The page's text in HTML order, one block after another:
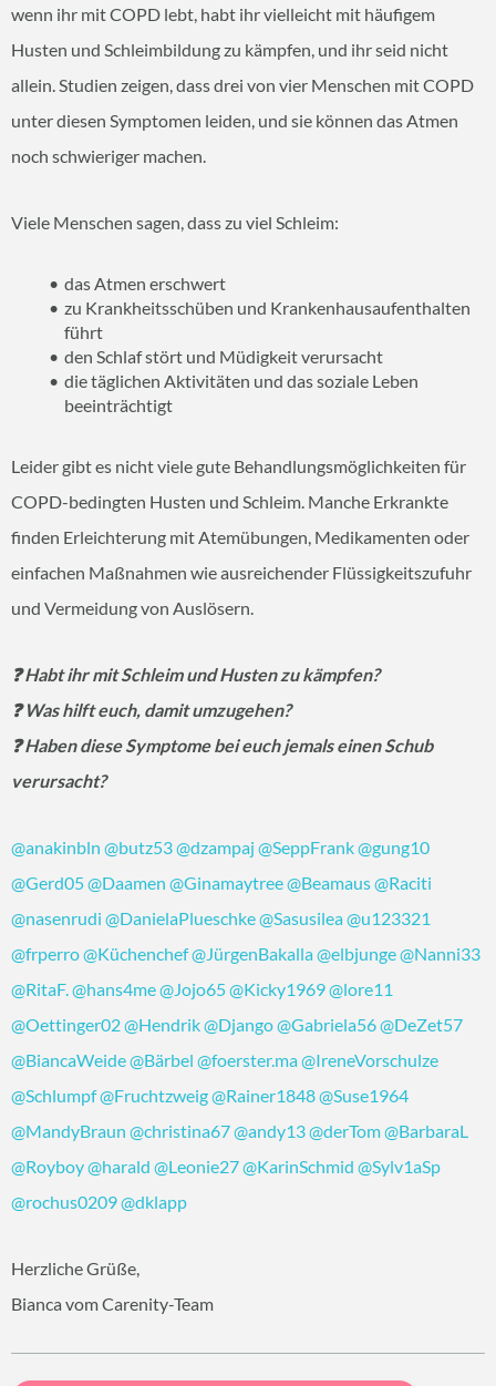
wenn ihr mit COPD lebt, habt ihr vielleicht mit häufigem
Husten und Schleimbildung zu kämpfen, und ihr seid nicht
allein. Studien zeigen, dass drei von vier Menschen mit COPD
unter diesen Symptomen leiden, und sie können das Atmen
noch schwieriger machen.
Viele Menschen sagen, dass zu viel Schleim:
das Atmen erschwert
zu Krankheitsschüben und Krankenhausaufenthalten
führt
den Schlaf stört und Müdigkeit verursacht
die täglichen Aktivitäten und das soziale Leben
beeinträchtigt
Leider gibt es nicht viele gute Behandlungsmöglichkeiten für
COPD-bedingten Husten und Schleim. Manche Erkrankte
finden Erleichterung mit Atemübungen, Medikamenten oder
einfachen Maßnahmen wie ausreichender Flüssigkeitszufuhr
und Vermeidung von Auslösern.
❓ Habt ihr mit Schleim und Husten zu kämpfen?
❓ Was hilft euch, damit umzugehen?
❓ Haben diese Symptome bei euch jemals einen Schub
verursacht?
@anakinbln @butz53@dzampaj @SeppFrank@gung10
@Gerd05@Daamen @Ginamaytree@Beamaus@Raciti
@nasenrudi @DanielaPlueschke@Sasusilea@u123321
@frperro@Küchenchef@JürgenBakalla@elbjunge@Nanni33
@RitaF.@hans4me@Jojo65@Kicky1969@lore11
@Oettinger02@Hendrik@Django@Gabriela56@DeZet57
@BiancaWeide@Bärbel @foerster.ma@IreneVorschulze
@Schlumpf@Fruchtzweig@Rainer1848@Suse1964
@MandyBraun @christina67@andy13@derTom@BarbaraL
@Royboy@harald @Leonie27@KarinSchmid @Sylv1aSp
@rochus0209@dklapp
Herzliche Grüße,
Bianca vom Carenity-Team